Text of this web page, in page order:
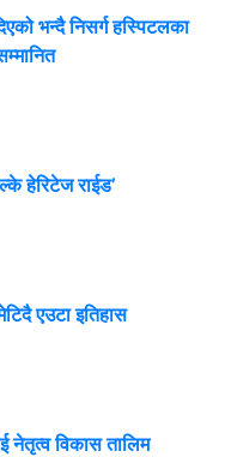
भन्दै निसर्ग हस्पिटलका
हेरिटेज राईड’
एउटा इतिहास
नेतृत्व विकास तालिम